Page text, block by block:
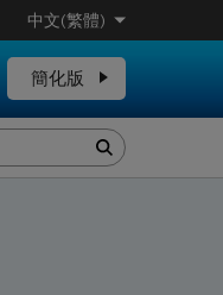
中文(繁體)
簡化版